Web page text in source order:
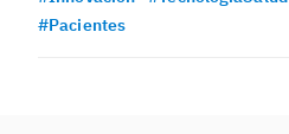
#Pacientes